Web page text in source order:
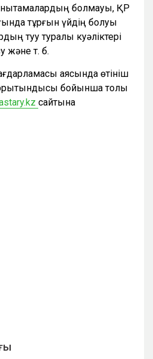
болмауы, ҚР
тұрғын үйдің болуы
туу туралы куәліктері
және т. б.
аясында өтініш
бойынша толық
сайтына